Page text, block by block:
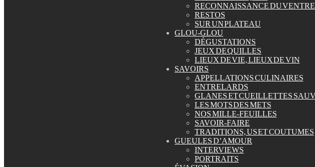
RECONNAISSANCE DU VENTRE
RESTOS
SUR UN PLATEAU
GLOU-GLOU
DÉGUSTATIONS
JEUX DE QUILLES
LIEUX DE VIE, LIEUX DE VIN
SAVOIRS
APPELLATIONS CULINAIRES
ENTRELARDS
GLANES ET CUEILLETTES
LES MOTS DES METS
NOS MILLE-FEUILLES
SAVOIR-FAIRE
TRADITIONS, US ET COUTUMES
GUEULES D’AMOUR
INTERVIEWS
PORTRAITS